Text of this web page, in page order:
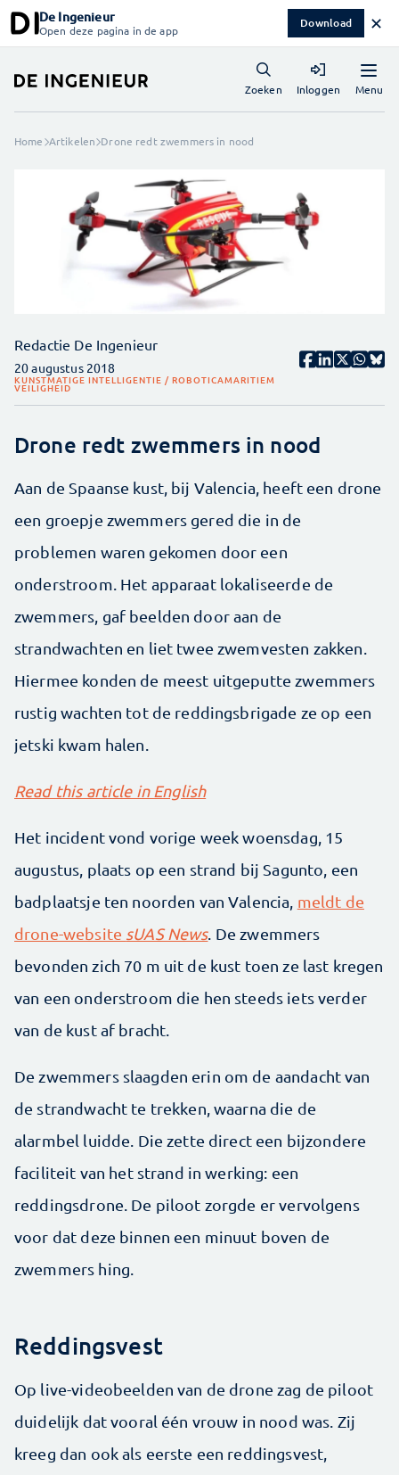
De Ingenieur
Open deze pagina in de app Download ✕
Menu
Zoeken Inloggen
Home Artikelen Drone redt zwemmers in nood
Redactie De Ingenieur
20 augustus 2018
KUNSTMATIGE INTELLIGENTIE / ROBOTICAMARITIEM
VEILIGHEID
Drone redt zwemmers in nood
Aan de Spaanse kust, bij Valencia, heeft een drone
een groepje zwemmers gered die in de
problemen waren gekomen door een
onderstroom. Het apparaat lokaliseerde de
zwemmers, gaf beelden door aan de
strandwachten en liet twee zwemvesten zakken.
Hiermee konden de meest uitgeputte zwemmers
rustig wachten tot de reddingsbrigade ze op een
jetski kwam halen.
Read this article in English
Het incident vond vorige week woensdag, 15
augustus, plaats op een strand bij Sagunto, een
badplaatsje ten noorden van Valencia, meldt de
drone-website sUAS News. De zwemmers
bevonden zich 70 m uit de kust toen ze last kregen
van een onderstroom die hen steeds iets verder
van de kust af bracht.
De zwemmers slaagden erin om de aandacht van
de strandwacht te trekken, waarna die de
alarmbel luidde. Die zette direct een bijzondere
faciliteit van het strand in werking: een
reddingsdrone. De piloot zorgde er vervolgens
voor dat deze binnen een minuut boven de
zwemmers hing.
Reddingsvest
Op live-videobeelden van de drone zag de piloot
duidelijk dat vooral één vrouw in nood was. Zij
kreeg dan ook als eerste een reddingsvest,